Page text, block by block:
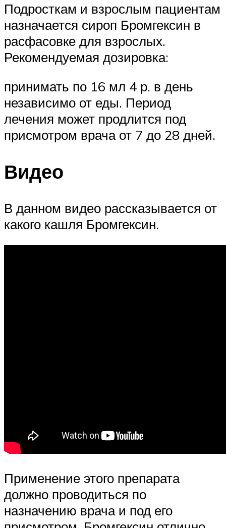
Подросткам и взрослым пациентам
назначается сироп Бромгексин в
расфасовке для взрослых.
Рекомендуемая дозировка:
принимать по 16 мл 4 р. в день
независимо от еды. Период
лечения может продлится под
присмотром врача от 7 до 28 дней.
Видео
В данном видео рассказывается от
какого кашля Бромгексин.
Применение этого препарата
должно проводиться по
назначению врача и под его